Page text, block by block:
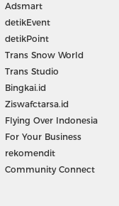
Adsmart
detikEvent
detikPoint
Trans Snow World
Trans Studio
Bingkai.id
Ziswafctarsa.id
Flying Over Indonesia
For Your Business
rekomendit
Community Connect